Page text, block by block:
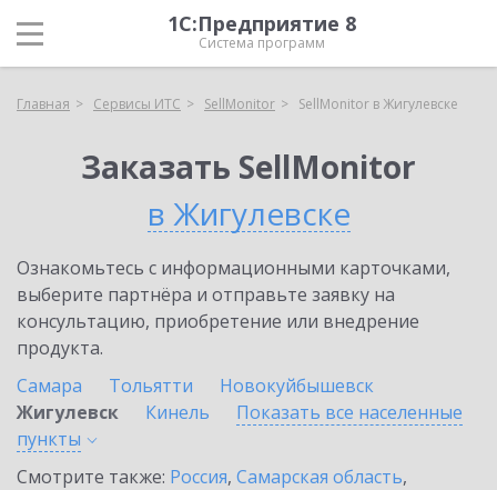
1С:Предприятие 8
Система программ
Главная Сервисы ИТС SellMonitor SellMonitor в Жигулевске
Заказать SellMonitor
в Жигулевске
Ознакомьтесь с информационными карточками,
выберите партнёра и отправьте заявку на
консультацию, приобретение или внедрение
продукта.
Самара
Тольятти
Новокуйбышевск
Жигулевск
Кинель
Показать все населенные
пункты
Смотрите также: Россия, Самарская область,